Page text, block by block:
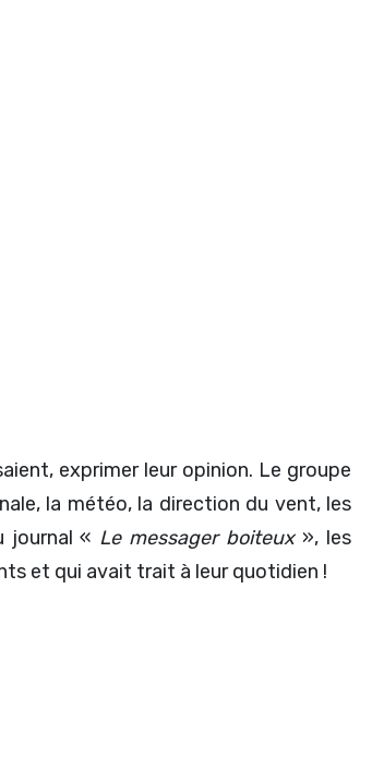
exprimer leur opinion. Le groupe
la météo, la direction du vent, les
journal « Le messager boiteux », les
et qui avait trait à leur quotidien !